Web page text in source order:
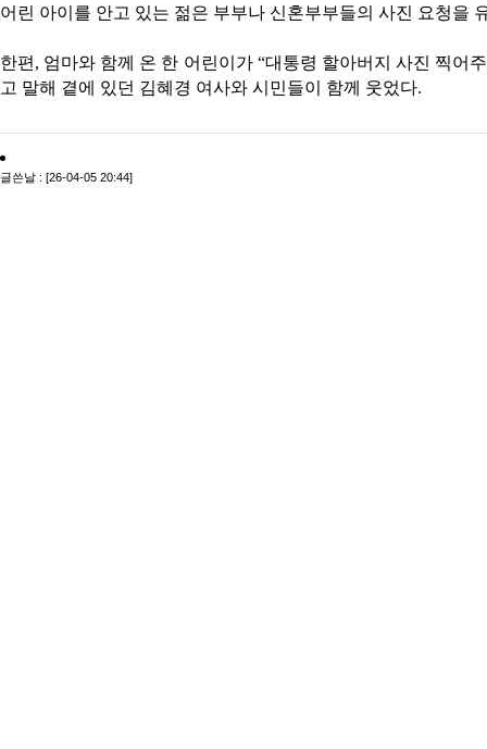
어린 아이를 안고 있는 젊은 부부나 신혼부부들의 사진 요청을
한편, 엄마와 함께 온 한 어린이가 “대통령 할아버지 사진 찍어
고 말해 곁에 있던 김혜경 여사와 시민들이 함께 웃었다.
글쓴날 : [26-04-05 20:44]